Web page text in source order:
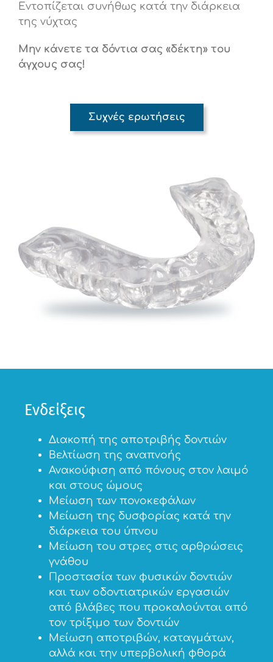
Εντοπίζεται συνήθως κατά την διάρκεια
της νύχτας
Μην κάνετε τα δόντια σας «δέκτη» του
άγχους σας!
Συχνές ερωτήσεις
Ενδείξεις
Διακοπή της αποτριβής δοντιών
Βελτίωση της αναπνοής
Ανακούφιση από πόνους στον λαιμό
και στους ώμους
Μείωση των πονοκεφάλων
Μείωση της δυσφορίας κατά την
διάρκεια του ύπνου
Μείωση του στρες στις αρθρώσεις
γνάθου
Προστασία των φυσικών δοντιών
και των οδοντιατρικών εργασιών
από βλάβες που προκαλούνται από
τον τρίξιμο των δοντιών
Μείωση αποτριβών, καταγμάτων,
αλλά και την υπερβολική φθορά